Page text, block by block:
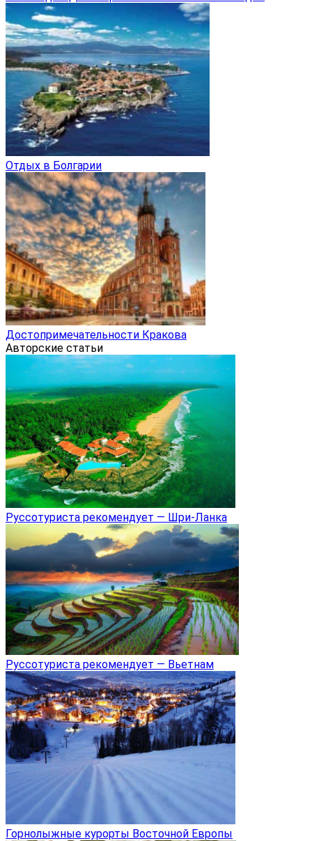
Отдых в Болгарии
Достопримечательности Кракова
Авторские статьи
Руссотуриста рекомендует — Шри-Ланка
Руссотуриста рекомендует — Вьетнам
Горнолыжные курорты Восточной Европы